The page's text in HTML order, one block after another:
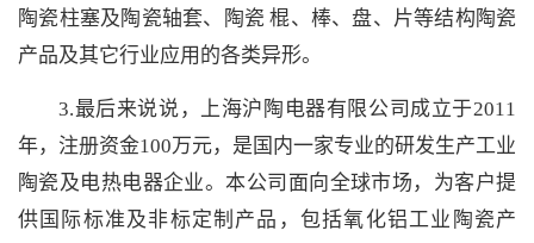
陶瓷柱塞及陶瓷轴套、陶瓷 棍、棒、盘、片等结构陶瓷
产品及其它行业应用的各类异形。
3.最后来说说，上海沪陶电器有限公司成立于2011
年，注册资金100万元，是国内一家专业的研发生产工业
陶瓷及电热电器企业。本公司面向全球市场，为客户提
供国际标准及非标定制产品，包括氧化铝工业陶瓷产